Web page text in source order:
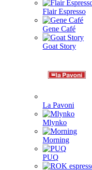
Flair Espresso
Gene Café
Goat Story
La Pavoni
Mlynko
Morning
PUQ